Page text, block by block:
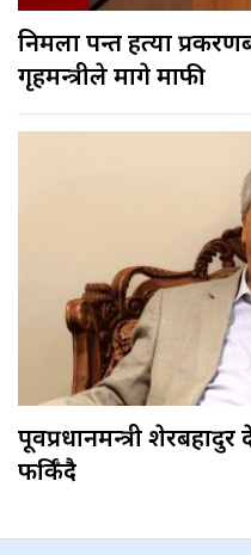
निर्मला पन्त हत्या
गृहमन्त्रीले मागे माफी
पूर्वप्रधानमन्त्री
फर्किँदै